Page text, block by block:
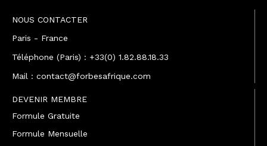
NOUS CONTACTER
Paris - France
Téléphone (Paris) : +33(0) 1.82.88.18.33
Mail : contact@forbesafrique.com
DEVENIR MEMBRE
Formule Gratuite
Formule Mensuelle